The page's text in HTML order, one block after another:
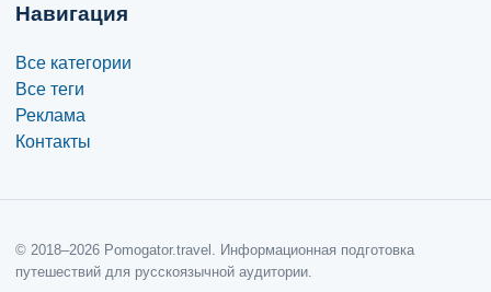
Навигация
Все категории
Все теги
Реклама
Контакты
© 2018–2026 Pomogator.travel. Информационная подготовка
путешествий для русскоязычной аудитории.